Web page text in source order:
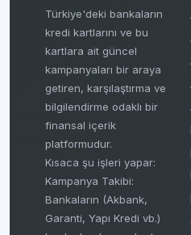
Türkiye'deki bankaların
kredi kartlarını ve bu
kartlara ait güncel
kampanyaları bir araya
getiren, karşılaştırma ve
bilgilendirme odaklı bir
finansal içerik
platformudur.
Kısaca şu işleri yapar:
Kampanya Takibi:
Bankaların (Akbank,
Garanti, Yapı Kredi vb.)